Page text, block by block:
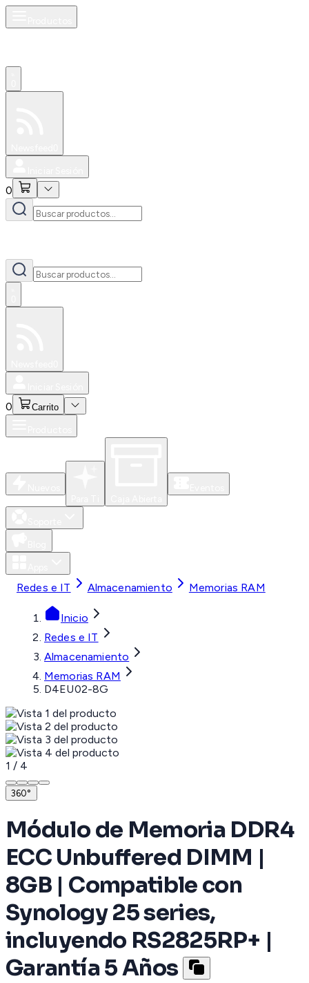
0
0 Carrito
Redes e IT Almacenamiento Memorias RAM
Inicio
Redes e IT
Almacenamiento
Memorias RAM
D4EU02-8G
1 / 4
360°
Módulo de Memoria DDR4
ECC Unbuffered DIMM |
8GB | Compatible con
Synology 25 series,
incluyendo RS2825RP+ |
Garantía 5 Años